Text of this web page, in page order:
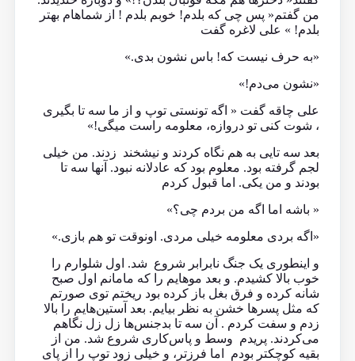
من گفتم« پس چی که بلدم! خوبم بلدم ! از شماهام بهتر
بلدم! » علی لاغره گفت
«به حرف نیست که! باس نشون بدی.»
«نشون می‌دم!»
علی چاقه گفت « اگه تونستی توپ و از ما سه تا بگیری
، شوت کنی تو دروازه، معلومه راست میگی!»
بعد سه تایی به هم نگاه کردند و نیشخند زدند. من خیلی
لجم گرفته بود. معلوم بود که عادلانه نبود. آنها سه تا
بودند و من یکی. اما قبول کردم
« باشه اما اگه من بردم چی؟»
«اگه بردی معلومه خیلی مردی. اونوقت تو هم بازی.»
و اینطوری یک جنگ نابرابر شروع شد. اول شلوارم را
خوب بالا کشیدم. و بعد موهایم را که مامانم اول صبح
شانه کرده و فرق بغل باز کرده بود ریختم توی صورتم
که مثل پسرها خشن به نظر بیایم. بعد آستین‌هایم را بالا
زدم و سفت کردم . آن سه تا بدجنس‌ها زل زل نگاهم
می‌کردند. پریدم وسط و پاس‌کاری شروع شد. من از
بقیه کوچکتر بودم اما فرزتر، و خیلی زود توپ را از پای